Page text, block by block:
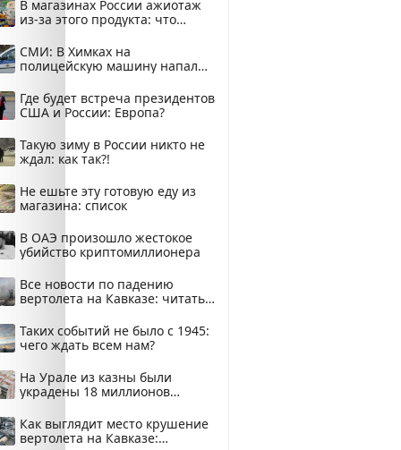
В магазинах России ажиотаж
из-за этого продукта: что
СМИ: В Химках на
полицейскую машину напали
Где будет встреча президентов
США и России: Европа?
Такую зиму в России никто не
ждал: как так?!
Не ешьте эту готовую еду из
магазина: список
В ОАЭ произошло жестокое
убийство криптомиллионера
Все новости по падению
вертолета на Кавказе: читать
Таких событий не было с 1945:
чего ждать всем нам?
На Урале из казны были
украдены 18 миллионов
Как выглядит место крушение
вертолета на Кавказе: